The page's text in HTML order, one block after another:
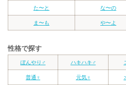
た〜と な〜の
ま〜も や〜よ
性格で探す
ぼんやり♂ ハキハキ♂
普通♀ 元気♀